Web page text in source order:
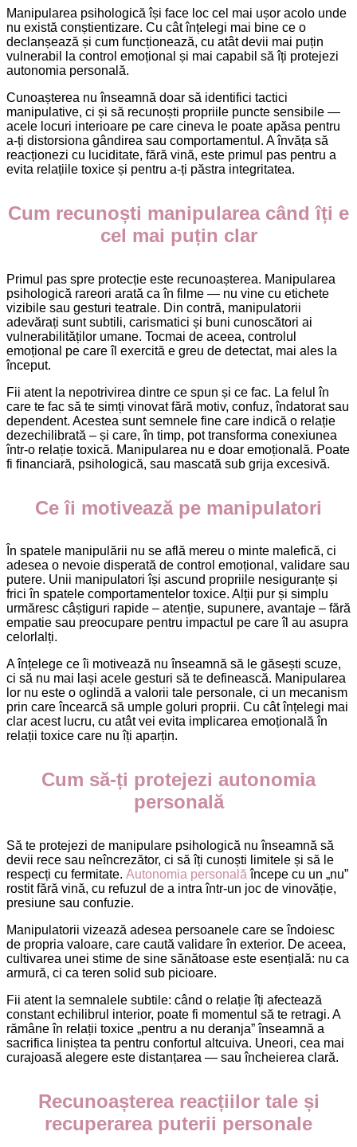
Manipularea psihologică își face loc cel mai ușor acolo unde
nu există conștientizare. Cu cât înțelegi mai bine ce o
declanșează și cum funcționează, cu atât devii mai puțin
vulnerabil la control emoțional și mai capabil să îți protejezi
autonomia personală.
Cunoașterea nu înseamnă doar să identifici tactici
manipulative, ci și să recunoști propriile puncte sensibile —
acele locuri interioare pe care cineva le poate apăsa pentru
a-ți distorsiona gândirea sau comportamentul. A învăța să
reacționezi cu luciditate, fără vină, este primul pas pentru a
evita relațiile toxice și pentru a-ți păstra integritatea.
Cum recunoști manipularea când îți e
cel mai puțin clar
Primul pas spre protecție este recunoașterea. Manipularea
psihologică rareori arată ca în filme — nu vine cu etichete
vizibile sau gesturi teatrale. Din contră, manipulatorii
adevărați sunt subtili, carismatici și buni cunoscători ai
vulnerabilităților umane. Tocmai de aceea, controlul
emoțional pe care îl exercită e greu de detectat, mai ales la
început.
Fii atent la nepotrivirea dintre ce spun și ce fac. La felul în
care te fac să te simți vinovat fără motiv, confuz, îndatorat sau
dependent. Acestea sunt semnele fine care indică o relație
dezechilibrată – și care, în timp, pot transforma conexiunea
într-o relație toxică. Manipularea nu e doar emoțională. Poate
fi financiară, psihologică, sau mascată sub grija excesivă.
Ce îi motivează pe manipulatori
În spatele manipulării nu se află mereu o minte malefică, ci
adesea o nevoie disperată de control emoțional, validare sau
putere. Unii manipulatori își ascund propriile nesiguranțe și
frici în spatele comportamentelor toxice. Alții pur și simplu
urmăresc câștiguri rapide – atenție, supunere, avantaje – fără
empatie sau preocupare pentru impactul pe care îl au asupra
celorlalți.
A înțelege ce îi motivează nu înseamnă să le găsești scuze,
ci să nu mai lași acele gesturi să te definească. Manipularea
lor nu este o oglindă a valorii tale personale, ci un mecanism
prin care încearcă să umple goluri proprii. Cu cât înțelegi mai
clar acest lucru, cu atât vei evita implicarea emoțională în
relații toxice care nu îți aparțin.
Cum să-ți protejezi autonomia
personală
Să te protejezi de manipulare psihologică nu înseamnă să
devii rece sau neîncrezător, ci să îți cunoști limitele și să le
respecți cu fermitate. Autonomia personală începe cu un „nu”
rostit fără vină, cu refuzul de a intra într-un joc de vinovăție,
presiune sau confuzie.
Manipulatorii vizează adesea persoanele care se îndoiesc
de propria valoare, care caută validare în exterior. De aceea,
cultivarea unei stime de sine sănătoase este esențială: nu ca
armură, ci ca teren solid sub picioare.
Fii atent la semnalele subtile: când o relație îți afectează
constant echilibrul interior, poate fi momentul să te retragi. A
rămâne în relații toxice „pentru a nu deranja” înseamnă a
sacrifica liniștea ta pentru confortul altcuiva. Uneori, cea mai
curajoasă alegere este distanțarea — sau încheierea clară.
Recunoașterea reacțiilor tale și
recuperarea puterii personale